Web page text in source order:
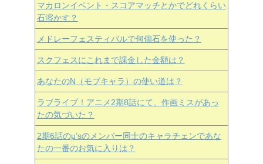
マカロンイベント・スコアマッチとかでどれくらい
石溶かす？
メドレーフェスティバルで何個石を使った？
スクフェスにこれまで課金した金額は？
あなたのN（モブキャラ）の使い道は？
ラブライブ！アニメ2期8話にて、作画ミスがあっ
たの気づいた？
2期6話のμ’sのメンバー同士のキャラチェンであな
たの一番のお気に入りは？